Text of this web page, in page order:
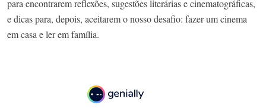
para encontrarem reflexões, sugestões literárias e cinematográficas,
e dicas para, depois, aceitarem o nosso desafio: fazer um cinema
em casa e ler em família.